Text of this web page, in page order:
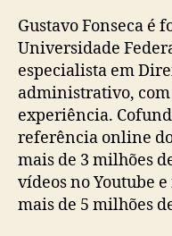
Gustavo Fonseca é
Universidade
especialista em
administrativo, com
experiência.
referência online
mais de 3 milhões
vídeos no Youtube
mais de 5 milhões